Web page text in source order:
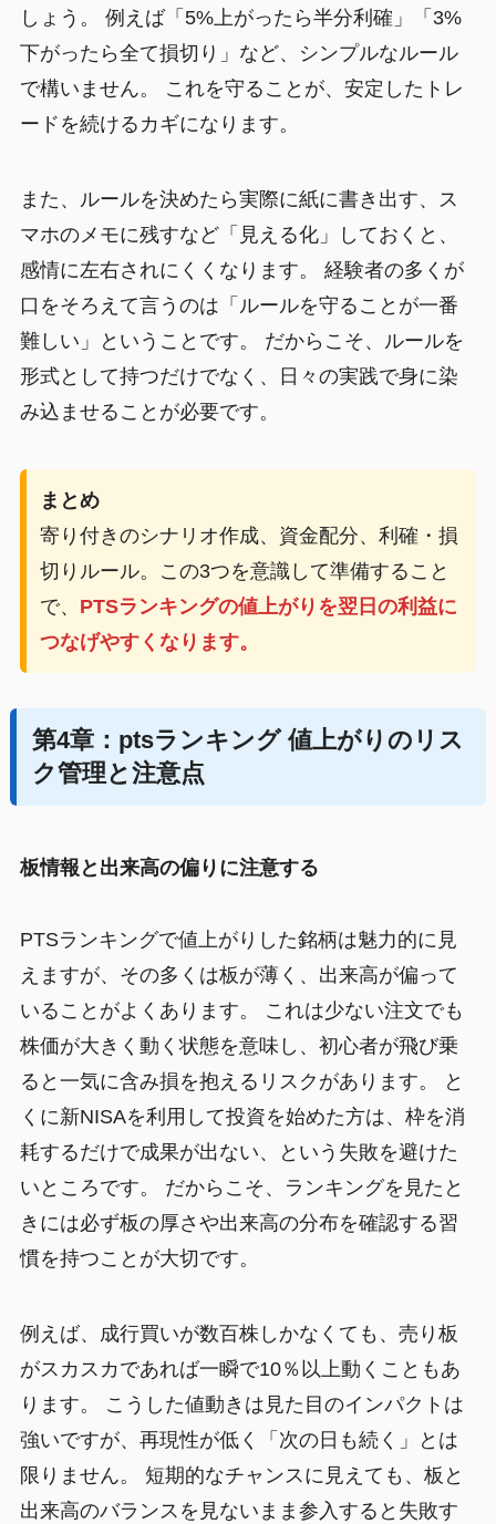
しょう。 例えば「5%上がったら半分利確」「3%
下がったら全て損切り」など、シンプルなルール
で構いません。 これを守ることが、安定したトレ
ードを続けるカギになります。
また、ルールを決めたら実際に紙に書き出す、ス
マホのメモに残すなど「見える化」しておくと、
感情に左右されにくくなります。 経験者の多くが
口をそろえて言うのは「ルールを守ることが一番
難しい」ということです。 だからこそ、ルールを
形式として持つだけでなく、日々の実践で身に染
み込ませることが必要です。
まとめ
寄り付きのシナリオ作成、資金配分、利確・損
切りルール。この3つを意識して準備すること
で、 PTSランキングの値上がりを翌日の利益に
つなげやすくなります。
第4章：ptsランキング 値上がりのリス
ク管理と注意点
板情報と出来高の偏りに注意する
PTSランキングで値上がりした銘柄は魅力的に見
えますが、その多くは板が薄く、出来高が偏って
いることがよくあります。 これは少ない注文でも
株価が大きく動く状態を意味し、初心者が飛び乗
ると一気に含み損を抱えるリスクがあります。 と
くに新NISAを利用して投資を始めた方は、枠を消
耗するだけで成果が出ない、という失敗を避けた
いところです。 だからこそ、ランキングを見たと
きには必ず板の厚さや出来高の分布を確認する習
慣を持つことが大切です。
例えば、成行買いが数百株しかなくても、売り板
がスカスカであれば一瞬で10％以上動くこともあ
ります。 こうした値動きは見た目のインパクトは
強いですが、再現性が低く「次の日も続く」とは
限りません。 短期的なチャンスに見えても、板と
出来高のバランスを見ないまま参入すると失敗す